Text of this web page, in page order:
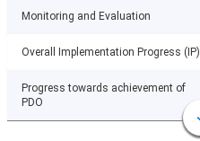
Monitoring and Evaluation
Overall Implementation Progress (IP)
Progress towards achievement of
PDO